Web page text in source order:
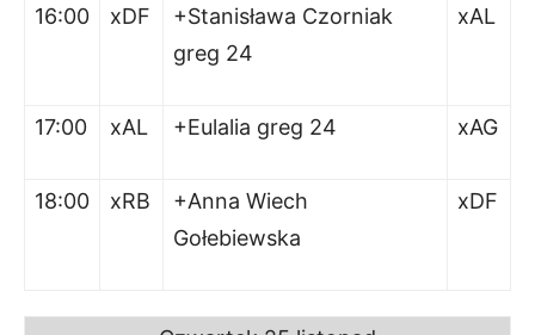
16:00 xDF
+Stanisława Czorniak
greg 24
xAL
17:00 xAL +Eulalia greg 24 xAG
18:00 xRB
+Anna Wiech
Gołebiewska
xDF